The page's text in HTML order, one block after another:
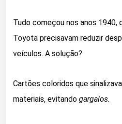
Tudo começou nos anos 1940,
Toyota precisavam reduzir
veículos. A solução?
Cartões coloridos que
materiais, evitando gargalos.